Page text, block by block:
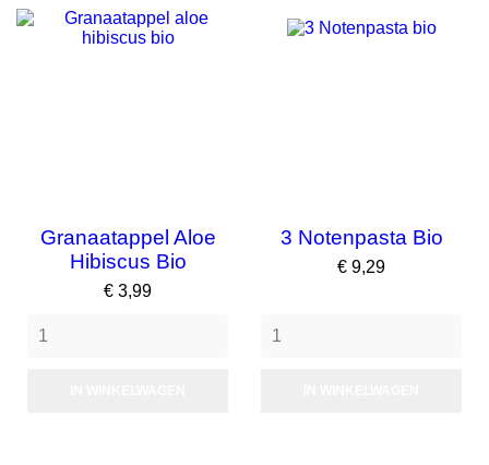
Granaatappel Aloe
Hibiscus Bio
Prijs
€ 3,99
3 Notenpasta Bio
Prijs
€ 9,29